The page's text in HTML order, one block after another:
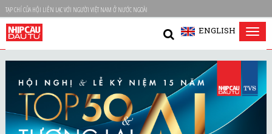
TẠP CHÍ CỦA HỘI LIÊN LẠC VỚI NGƯỜI VIỆT NAM Ở NƯỚC NGOÀI
ENGLISH